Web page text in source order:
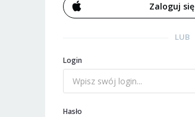
Zaloguj
LUB
Login
Hasło